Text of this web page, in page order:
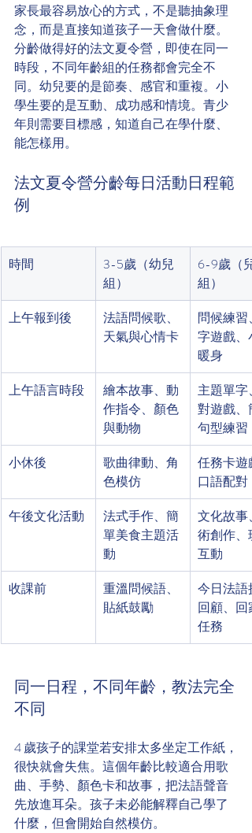
家長最容易放心的方式，不是聽抽象理
念，而是直接知道孩子一天會做什麼。
分齡做得好的法文夏令營，即使在同一
時段，不同年齡組的任務都會完全不
同。幼兒要的是節奏、感官和重複。小
學生要的是互動、成功感和情境。青少
年則需要目標感，知道自己在學什麼、
能怎樣用。
法文夏令營分齡每日活動日程範
例
時間
3-5歲（幼兒
組）
6-9歲（兒
組）
上午報到後
法語問候歌、
天氣與心情卡
問候練習
字遊戲、
暖身
上午語言時段
繪本故事、動
作指令、顏色
與動物
主題單字
對遊戲、
句型練習
小休後
歌曲律動、角
色模仿
任務卡遊
口語配對
午後文化活動
法式手作、簡
單美食主題活
動
文化故事
術創作、
互動
收課前
重溫問候語、
貼紙鼓勵
今日法語
回顧、回
任務
同一日程，不同年齡，教法完全
不同
4 歲孩子的課堂若安排太多坐定工作紙，
很快就會失焦。這個年齡比較適合用歌
曲、手勢、顏色卡和故事，把法語聲音
先放進耳朵。孩子未必能解釋自己學了
什麼，但會開始自然模仿。